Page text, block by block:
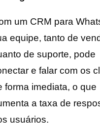
CRM do
2025
A Callbell como
melhores CRM
WhatsApp em